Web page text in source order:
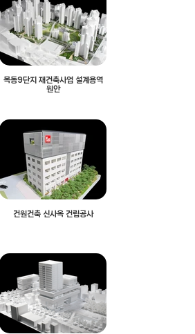
목동9단지 재건축사업 설계용역
원안
건원건축 신사옥 건립공사